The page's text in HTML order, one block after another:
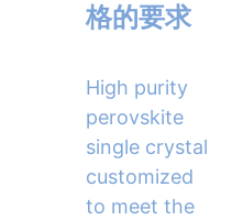
格的要求
High purity
perovskite
single crystal
customized
to meet the